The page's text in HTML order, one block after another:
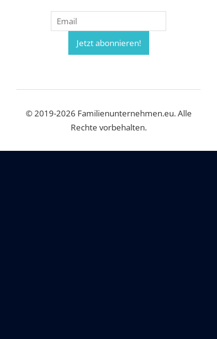
© 2019-2026 Familienunternehmen.eu. Alle
Rechte vorbehalten.